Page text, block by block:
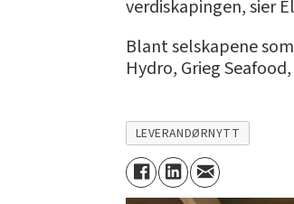
verdiskapingen, sier
Blant selskapene
Hydro, Grieg
LEVERANDØRNYTT